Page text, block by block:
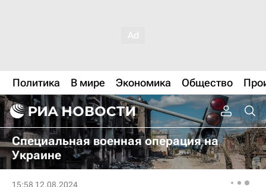
Политика В мире Экономика Общество
Специальная военная операция на
Украине
15:58 12.08.2024